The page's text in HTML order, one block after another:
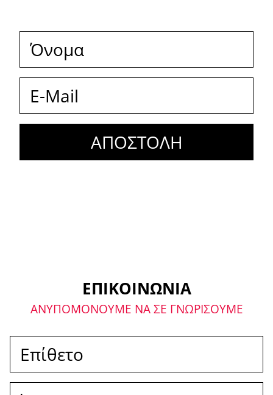
ΑΠΟΣΤΟΛΗ
ΕΠΙΚΟΙΝΩΝΙΑ
ΑΝΥΠΟΜΟΝΟΥΜΕ ΝΑ ΣΕ ΓΝΩΡΙΣΟΥΜΕ